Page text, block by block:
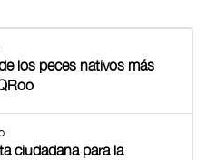
los peces nativos más
ciudadana para la